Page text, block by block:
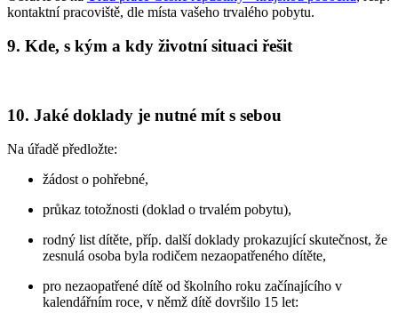
kontaktní pracoviště, dle místa vašeho trvalého pobytu.
9. Kde, s kým a kdy životní situaci řešit
10. Jaké doklady je nutné mít s sebou
Na úřadě předložte:
žádost o pohřebné,
průkaz totožnosti (doklad o trvalém pobytu),
rodný list dítěte, příp. další doklady prokazující skutečnost, že
zesnulá osoba byla rodičem nezaopatřeného dítěte,
pro nezaopatřené dítě od školního roku začínajícího v
kalendářním roce, v němž dítě dovršilo 15 let: